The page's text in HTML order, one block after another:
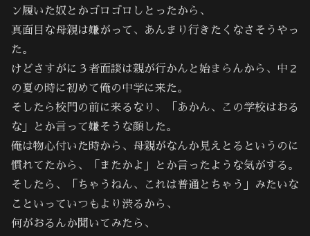
ン履いた奴とかゴロゴロしとったから、
真面目な母親は嫌がって、あんまり行きたくなさそうやっ
た。
けどさすがに３者面談は親が行かんと始まらんから、中２
の夏の時に初めて俺の中学に来た。
そしたら校門の前に来るなり、「あかん、この学校はおる
な」とか言って嫌そうな顔した。
俺は物心付いた時から、母親がなんか見えとるというのに
慣れてたから、「またかよ」とか言ったような気がする。
そしたら、「ちゃうねん、これは普通とちゃう」みたいな
こといっていつもより渋るから、
何がおるんか聞いてみたら、